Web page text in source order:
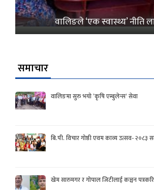
वालिङले ‘एक स्वास्थ्य’ नीति
समाचार
वालिङमा सुरु भयो ‘कृषि एम्बुलेन्स’ सेवा
बि.पी. विचार गोष्ठी एवम काव्य उत्सव- २०८३
खेम सारुमगर र गोपाल जिटीलाई कञ्चन